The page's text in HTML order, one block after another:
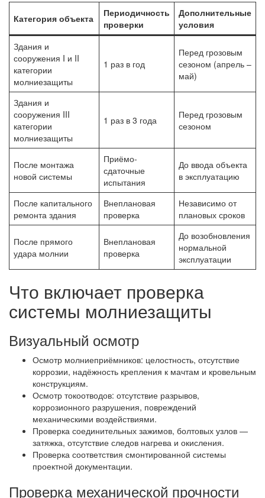
Категория объекта
Периодичность
проверки
Дополнительные
условия
Здания и
сооружения I и II
категории
молниезащиты
1 раз в год
Перед грозовым
сезоном (апрель –
май)
Здания и
сооружения III
категории
молниезащиты
1 раз в 3 года
Перед грозовым
сезоном
После монтажа
новой системы
Приёмо-
сдаточные
испытания
До ввода объекта
в эксплуатацию
После капитального
ремонта здания
Внеплановая
проверка
Независимо от
плановых сроков
После прямого
удара молнии
Внеплановая
проверка
До возобновления
нормальной
эксплуатации
Что включает проверка
системы молниезащиты
Визуальный осмотр
Осмотр молниеприёмников: целостность, отсутствие
коррозии, надёжность крепления к мачтам и кровельным
конструкциям.
Осмотр токоотводов: отсутствие разрывов,
коррозионного разрушения, повреждений
механическими воздействиями.
Проверка соединительных зажимов, болтовых узлов —
затяжка, отсутствие следов нагрева и окисления.
Проверка соответствия смонтированной системы
проектной документации.
Проверка механической прочности